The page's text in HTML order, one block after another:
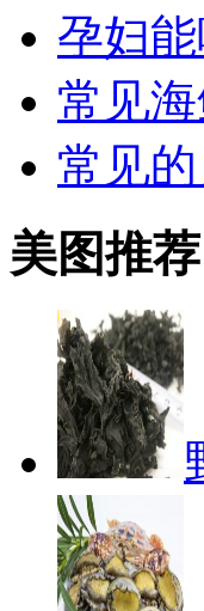
孕妇
常见
常见
美图推荐